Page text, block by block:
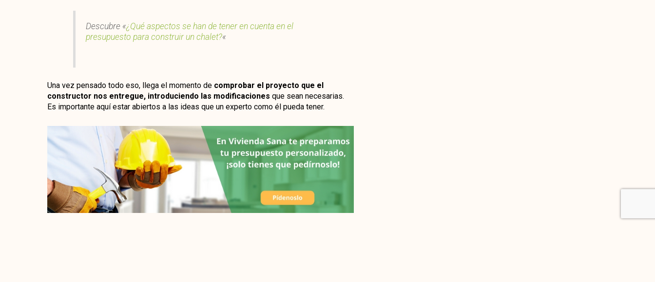
Descubre «¿Qué aspectos se han de tener en cuenta en el
presupuesto para construir un chalet?«
Una vez pensado todo eso, llega el momento de comprobar el proyecto que el
constructor nos entregue, introduciendo las modificaciones que sean necesarias.
Es importante aquí estar abiertos a las ideas que un experto como él pueda tener.